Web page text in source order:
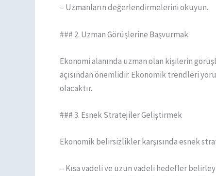
– Uzmanların değerlendirmelerini okuyun.
### 2. Uzman Görüşlerine Başvurmak
Ekonomi alanında uzman olan kişilerin
açısından önemlidir. Ekonomik trendleri
olacaktır.
### 3. Esnek Stratejiler Geliştirmek
Ekonomik belirsizlikler karşısında esnek
– Kısa vadeli ve uzun vadeli hedefler